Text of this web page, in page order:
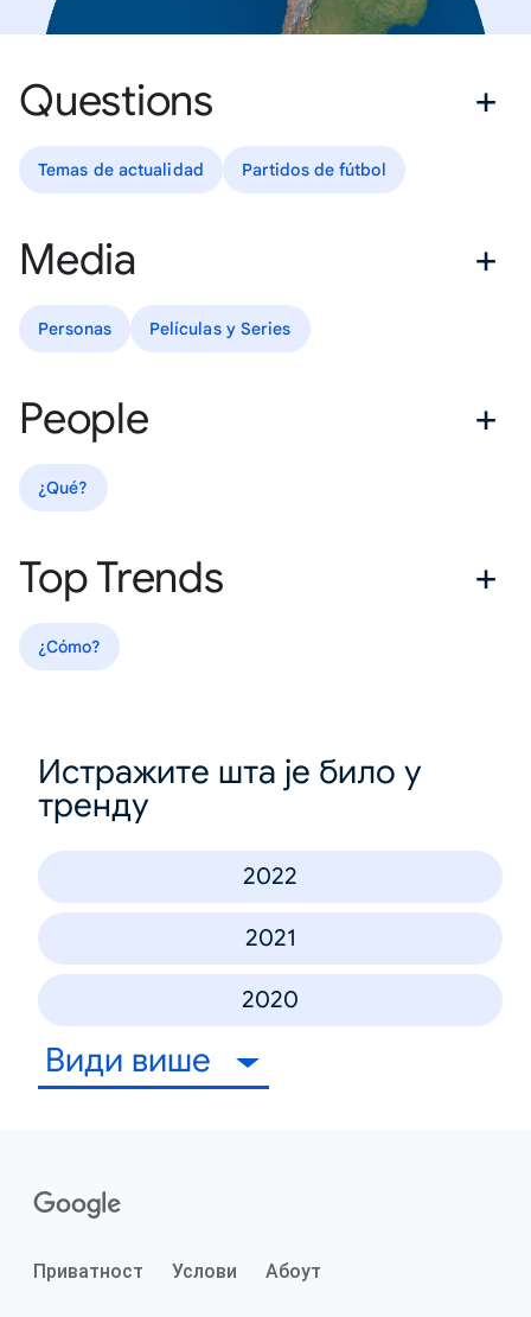
Questions
Temas de actualidad Partidos de fútbol
Media
Personas Películas y Series
People
¿Qué?
Top Trends
¿Cómo?
Истражите шта је било у
тренду
2022
2021
2020
Види више
Приватност Услови Абоут